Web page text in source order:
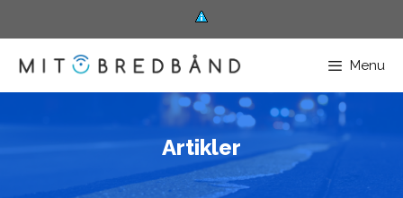
til
indhold
Menu
Artikler